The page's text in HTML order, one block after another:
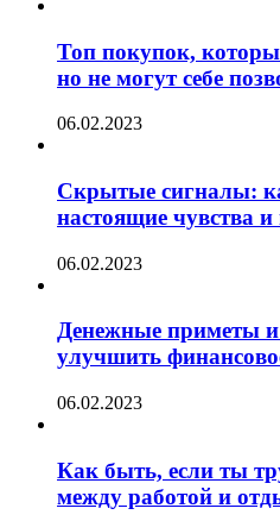
Топ покупок,
но не могут себе
06.02.2023
Скрытые сигналы:
настоящие чувства
06.02.2023
Денежные приметы и
улучшить
06.02.2023
Как быть, если ты
между работой и